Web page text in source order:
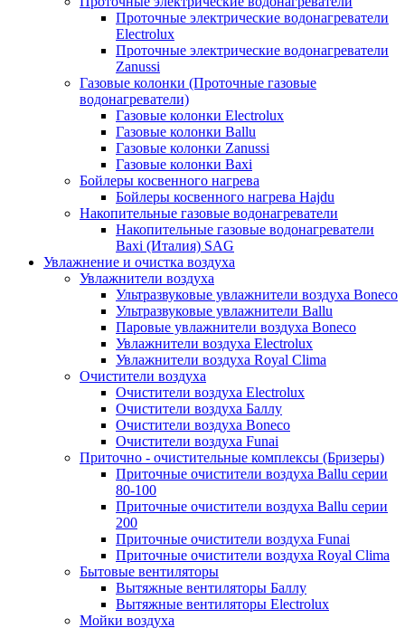
Проточные электрические водонагреватели
Electrolux
Проточные электрические водонагреватели
Zanussi
Газовые колонки (Проточные газовые
водонагреватели)
Газовые колонки Electrolux
Газовые колонки Ballu
Газовые колонки Zanussi
Газовые колонки Baxi
Бойлеры косвенного нагрева
Бойлеры косвенного нагрева Hajdu
Накопительные газовые водонагреватели
Накопительные газовые водонагреватели
Baxi (Италия) SAG
Увлажнение и очистка воздуха
Увлажнители воздуха
Ультразвуковые увлажнители воздуха Boneco
Ультразвуковые увлажнители Ballu
Паровые увлажнители воздуха Boneco
Увлажнители воздуха Electrolux
Увлажнители воздуха Royal Clima
Очистители воздуха
Очистители воздуха Electrolux
Очистители воздуха Баллу
Очистители воздуха Boneco
Очистители воздуха Funai
Приточно - очистительные комплексы (Бризеры)
Приточные очистители воздуха Ballu серии
80-100
Приточные очистители воздуха Ballu серии
200
Приточные очистители воздуха Funai
Приточные очистители воздуха Royal Clima
Бытовые вентиляторы
Вытяжные вентиляторы Баллу
Вытяжные вентиляторы Electrolux
Мойки воздуха